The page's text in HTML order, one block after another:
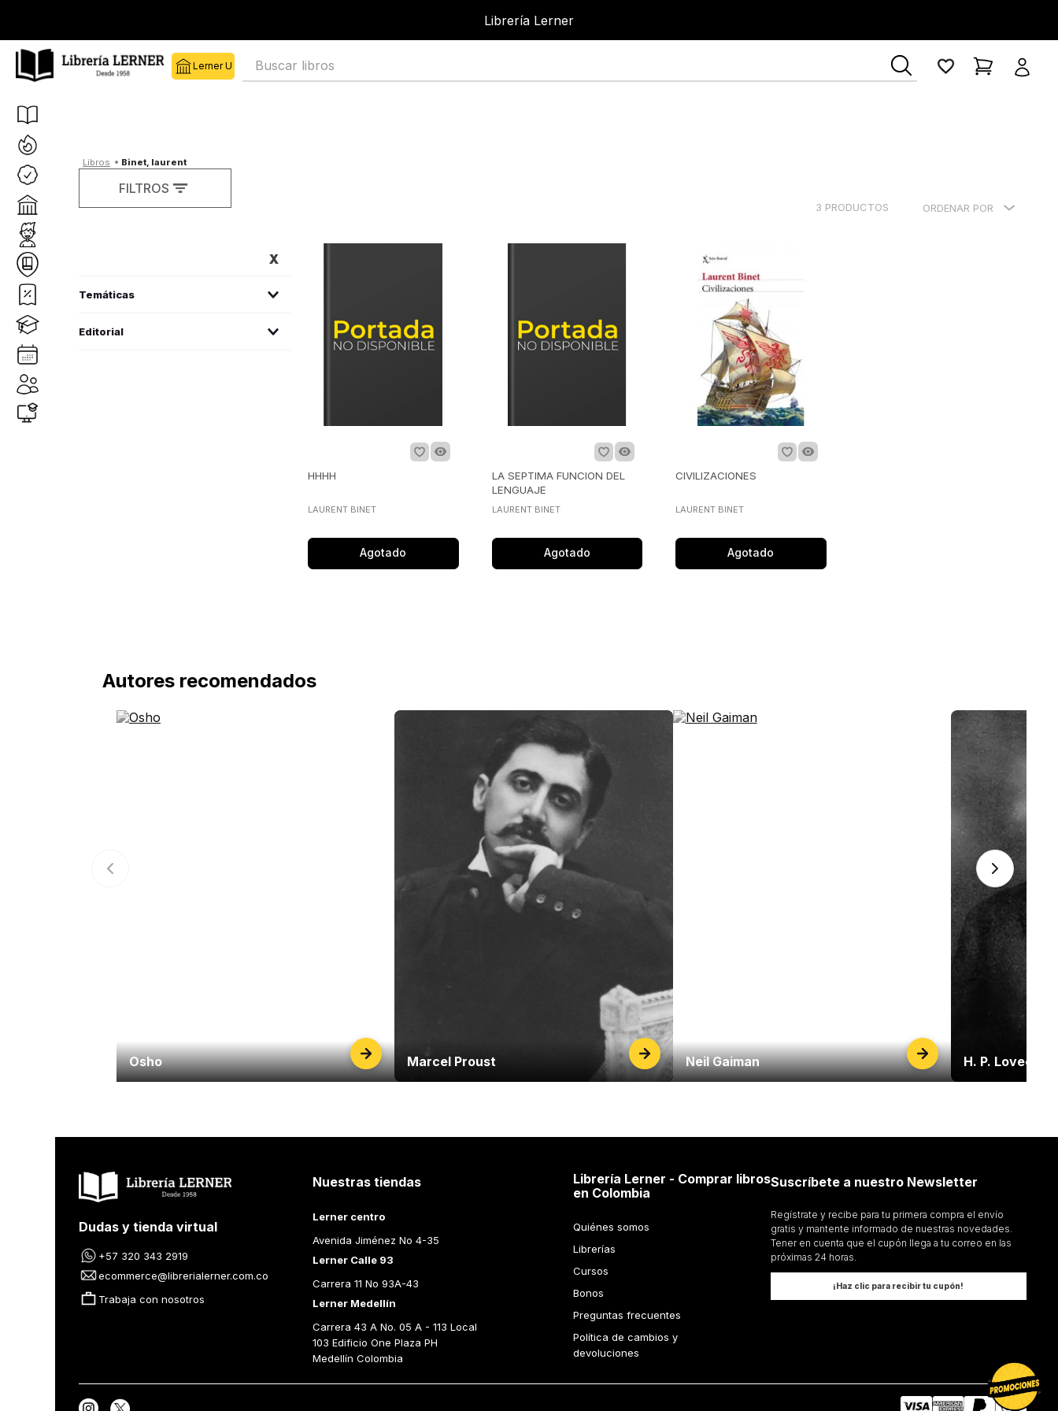
Librería Lerner
Buscar libros
binet, laurent
3 PRODUCTOS ORDENAR POR
FILTROS
literatura universal
Editorial
HHHH
LAURENT BINET
Agotado
LA SEPTIMA FUNCION DEL
LENGUAJE
LAURENT BINET
Agotado
CIVILIZACIONES
LAURENT BINET
Agotado
Autores recomendados
Osho Marcel Proust Neil Gaiman H. P. Lovecraft
Dudas y tienda virtual
+57 320 343 2919
ecommerce@librerialerner.com.co
Trabaja con nosotros
Nuestras tiendas
Lerner centro
Avenida Jiménez No 4-35
Lerner Calle 93
Carrera 11 No 93A-43
Lerner Medellín
Carrera 43 A No. 05 A - 113 Local
103 Edificio One Plaza PH
Medellín Colombia
Librería Lerner - Comprar libros
en Colombia
Quiénes somos
Librerías
Cursos
Bonos
Preguntas frecuentes
Política de cambios y
devoluciones
Suscríbete a nuestro Newsletter
Regístrate y recibe para tu primera compra el envío
gratis y mantente informado de nuestras novedades.
Tener en cuenta que el cupón llega a tu correo en las
próximas 24 horas.
¡Haz clic para recibir tu cupón!